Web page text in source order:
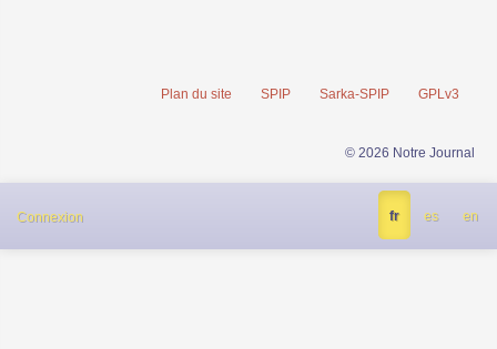
Plan du site SPIP Sarka-SPIP GPLv3
© 2026 Notre Journal
Connexion fr es en